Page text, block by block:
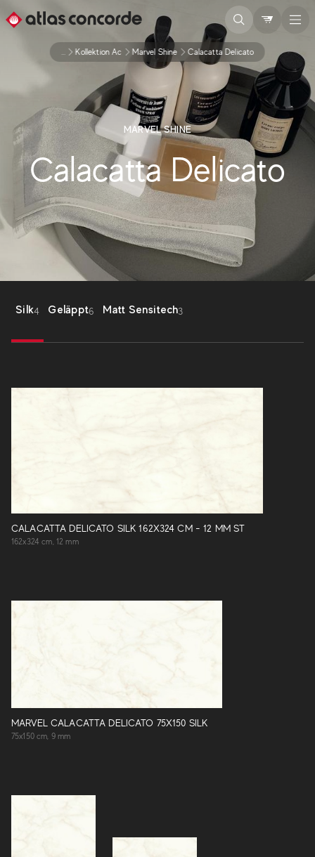
... Kollektion Ac Marvel Shine Calacatta Delicato
MARVEL SHINE
Calacatta Delicato
Silk4 Geläppt6 Matt Sensitech3
CALACATTA DELICATO SILK 162X324 CM - 12 MM ST
162x324 cm, 12 mm
MARVEL CALACATTA DELICATO 75X150 SILK
75x150 cm, 9 mm